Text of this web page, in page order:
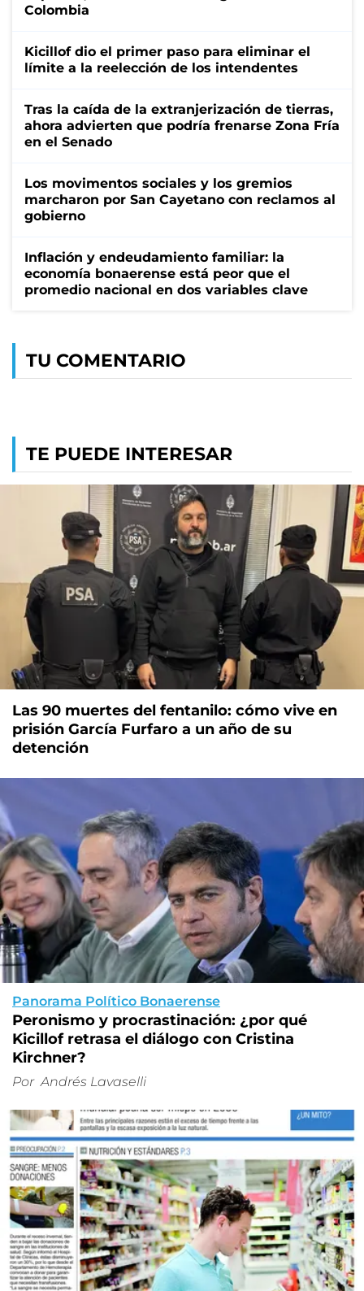
Colombia
Kicillof dio el primer paso para eliminar el
límite a la reelección de los intendentes
Tras la caída de la extranjerización de tierras,
ahora advierten que podría frenarse Zona Fría
en el Senado
Los movimentos sociales y los gremios
marcharon por San Cayetano con reclamos al
gobierno
Inflación y endeudamiento familiar: la
economía bonaerense está peor que el
promedio nacional en dos variables clave
TU COMENTARIO
TE PUEDE INTERESAR
Las 90 muertes del fentanilo: cómo vive en
prisión García Furfaro a un año de su
detención
Panorama Político Bonaerense
Peronismo y procrastinación: ¿por qué
Kicillof retrasa el diálogo con Cristina
Kirchner?
Por Andrés Lavaselli